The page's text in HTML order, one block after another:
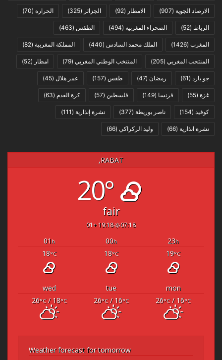
الارصاد الجوية (907) الامطار (92) الجزائر (325) الحرارة (70)
الرباط (52) الصحراء المغربية (494) الطقس (463)
المغرب (1426) الملك محمد السادس (440) المملكة المغربية (82)
المنتخب المغربي (205) المنتخب الوطني المغربي (79) امطار (52)
جو بارد (61) رمضان (47) طقس (157) عمر هلال (45)
غزة (55) فرنسا (149) فلسطين (57) كرة القدم (63)
كوفيد (154) ناصر بوريطة (377) نشرة إنذارية (111)
نشرة انذارية (66) وليد الركراكي (66)
RABAT,
20°
fair
07:18
19:18 +01
23h
00h
01 h
19°C
18°C
18°C
mon
tue
wed
26°C/ 16°C
26°C/ 16°C
26°C/ 18°C
Weather forecast for tomorrow